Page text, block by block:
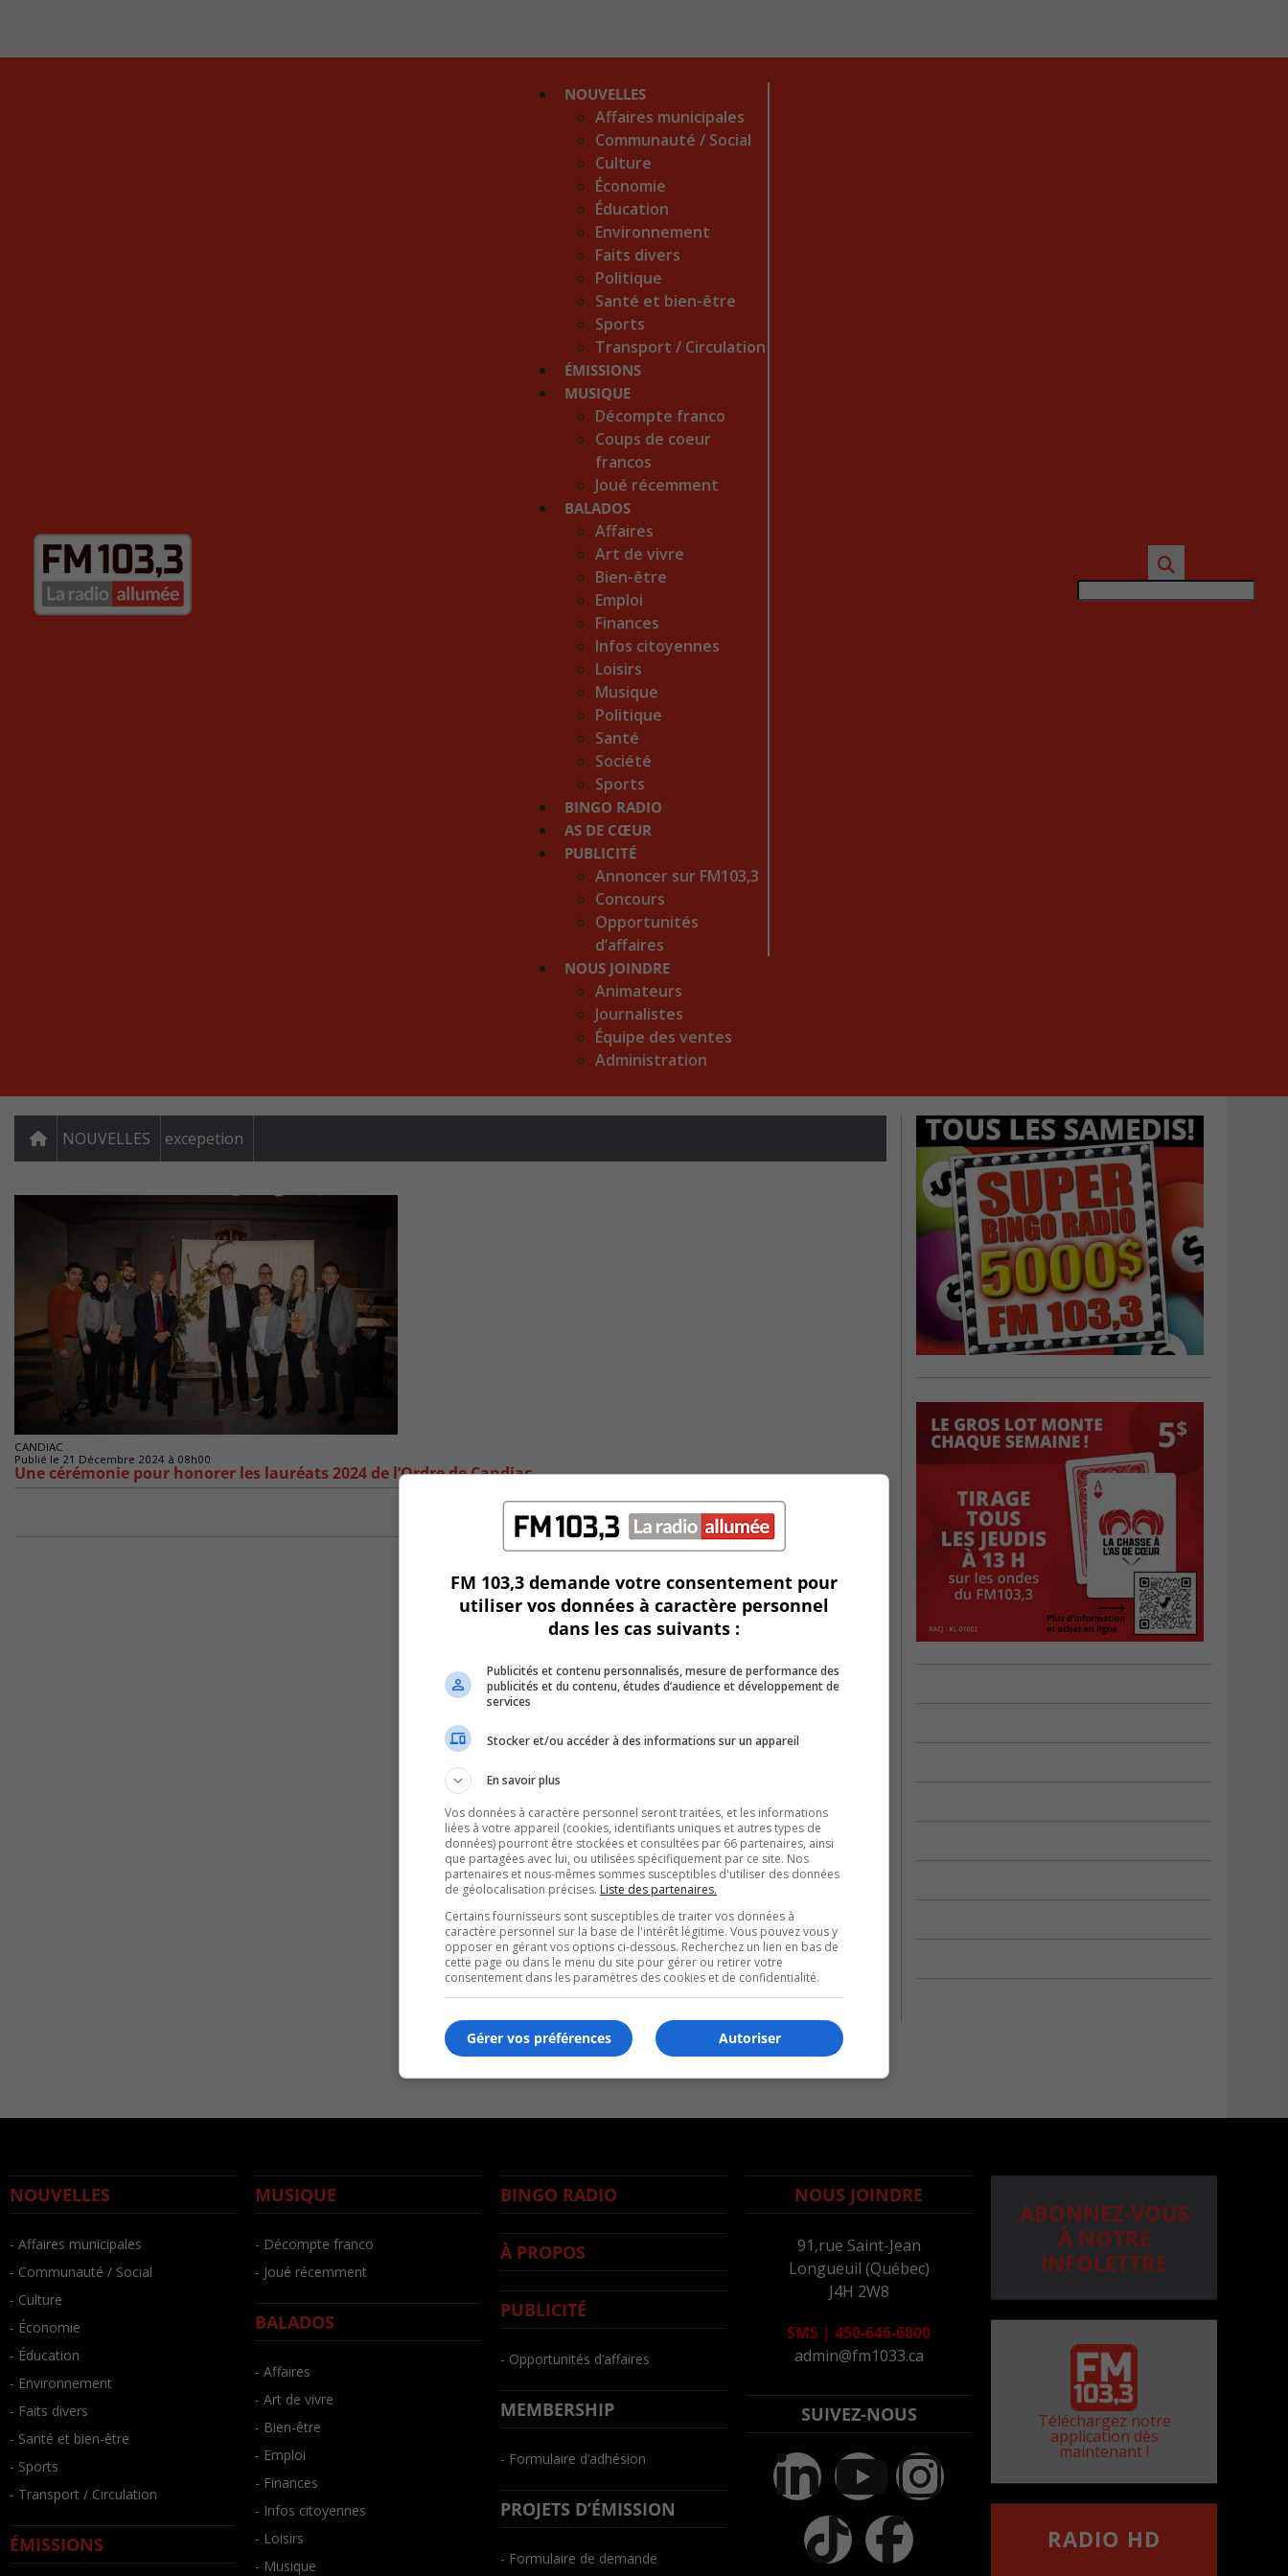
NOUVELLES
Affaires municipales
Communauté / Social
Culture
Économie
Éducation
Environnement
Faits divers
Politique
Santé et bien-être
Sports
Transport / Circulation
ÉMISSIONS
MUSIQUE
Décompte franco
Coups de coeur
francos
Joué récemment
BALADOS
Affaires
Art de vivre
Bien-être
Emploi
Finances
Infos citoyennes
Loisirs
Musique
Politique
Santé
Société
Sports
BINGO RADIO
AS DE CŒUR
PUBLICITÉ
Annoncer sur FM103,3
Concours
Opportunités
d’affaires
NOUS JOINDRE
Animateurs
Journalistes
Équipe des ventes
Administration
NOUVELLES excepetion
CANDIAC
Publié le 21 Décembre 2024 à 08h00
Une cérémonie pour honorer les lauréats 2024 de l’Ordre de Candiac
NOUVELLES
- Affaires municipales
- Communauté / Social
- Culture
- Économie
- Éducation
- Environnement
- Faits divers
- Santé et bien-être
- Sports
- Transport / Circulation
ÉMISSIONS
MUSIQUE
- Décompte franco
- Joué récemment
BALADOS
- Affaires
- Art de vivre
- Bien-être
- Emploi
- Finances
- Infos citoyennes
- Loisirs
- Musique
BINGO RADIO
À PROPOS
PUBLICITÉ
- Opportunités d’affaires
MEMBERSHIP
- Formulaire d’adhésion
PROJETS D’ÉMISSION
- Formulaire de demande
NOUS JOINDRE
91,rue Saint-Jean
Longueuil (Québec)
J4H 2W8
SMS | 450-646-6800
admin@fm1033.ca
SUIVEZ-NOUS
ABONNEZ-VOUS
À NOTRE
INFOLETTRE
Téléchargez notre
application dès
maintenant !
RADIO HD
FM 103,3 demande votre consentement pour
utiliser vos données à caractère personnel
dans les cas suivants :
Publicités et contenu personnalisés, mesure de performance des
publicités et du contenu, études d’audience et développement de
services
Stocker et/ou accéder à des informations sur un appareil
En savoir plus
Vos données à caractère personnel seront traitées, et les informations
liées à votre appareil (cookies, identifiants uniques et autres types de
données) pourront être stockées et consultées par 66 partenaires, ainsi
que partagées avec lui, ou utilisées spécifiquement par ce site. Nos
partenaires et nous-mêmes sommes susceptibles d'utiliser des données
de géolocalisation précises. Liste des partenaires.
Certains fournisseurs sont susceptibles de traiter vos données à
caractère personnel sur la base de l'intérêt légitime. Vous pouvez vous y
opposer en gérant vos options ci-dessous. Recherchez un lien en bas de
cette page ou dans le menu du site pour gérer ou retirer votre
consentement dans les paramètres des cookies et de confidentialité.
Autoriser
Gérer vos préférences